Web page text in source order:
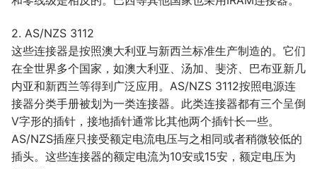
2. AS/NZS 3112
这些连接器是按照澳大利亚与新西兰标准生产制造的。它们
在全世界多个国家，如澳大利亚、汤加、斐济、巴布亚新几
内亚和新西兰等得到广泛应用。AS/NZS 3112按照电源连
接器分类手册被划为一类连接器。此类连接器都有三个呈倒
V字形的插针，接地插针通常比其他两个插针长一些。
AS/NZS插座只接受额定电流电压与之相同或者稍微较低的
插头。这些连接器的额定电流为10安或15安，额定电压为